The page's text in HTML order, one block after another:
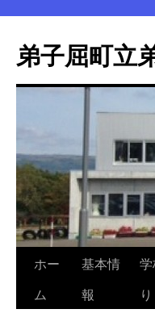
弟子屈町立
コホー
ム
基本情
報
り